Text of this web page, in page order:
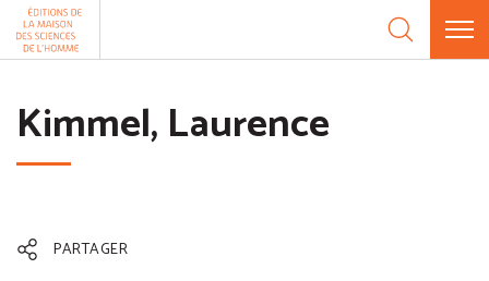
Aller au contenu
Kimmel, Laurence
PARTAGER
Panneau de gestion des cookies